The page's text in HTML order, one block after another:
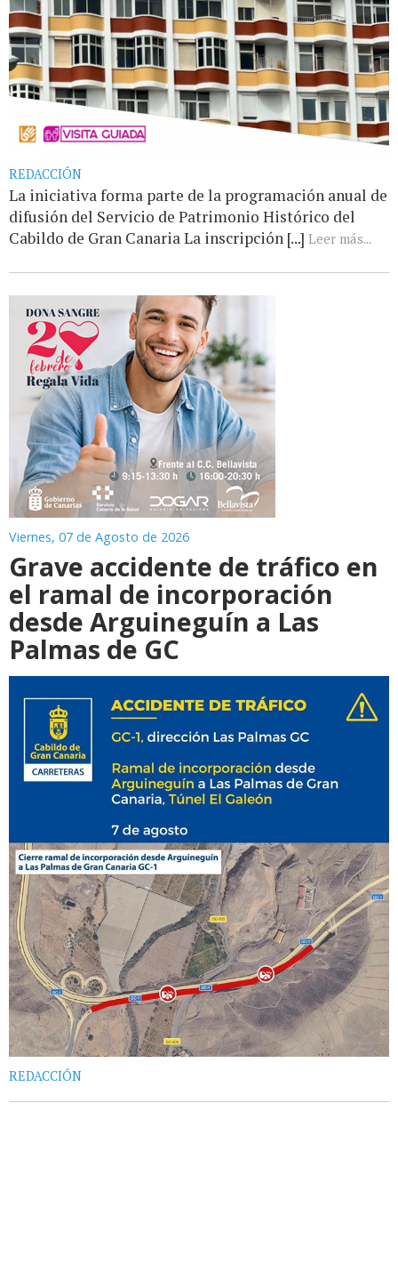
REDACCIÓN
La iniciativa forma parte de la programación anual de
difusión del Servicio de Patrimonio Histórico del
Cabildo de Gran Canaria La inscripción [...] Leer más...
Viernes, 07 de Agosto de 2026
Grave accidente de tráfico en
el ramal de incorporación
desde Arguineguín a Las
Palmas de GC
REDACCIÓN